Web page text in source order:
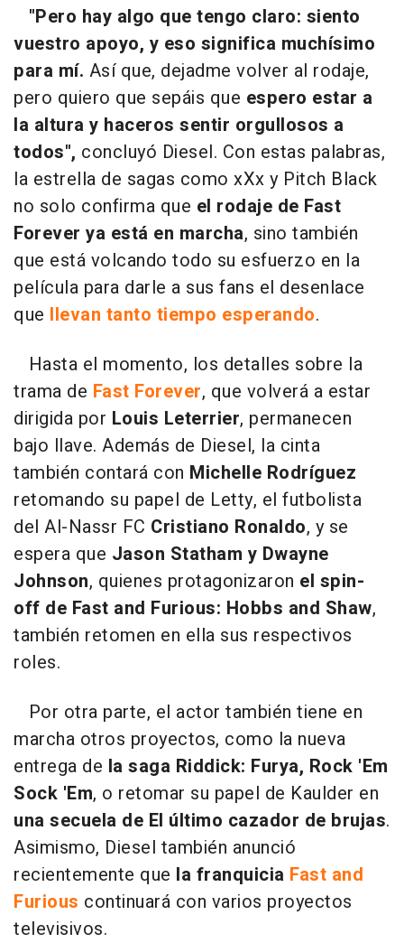
"Pero hay algo que tengo claro: siento
vuestro apoyo, y eso significa muchísimo
para mí. Así que, dejadme volver al rodaje,
pero quiero que sepáis que espero estar a
la altura y haceros sentir orgullosos a
todos", concluyó Diesel. Con estas palabras,
la estrella de sagas como xXx y Pitch Black
no solo confirma que el rodaje de Fast
Forever ya está en marcha, sino también
que está volcando todo su esfuerzo en la
película para darle a sus fans el desenlace
que llevan tanto tiempo esperando.
Hasta el momento, los detalles sobre la
trama de Fast Forever, que volverá a estar
dirigida por Louis Leterrier, permanecen
bajo llave. Además de Diesel, la cinta
también contará con Michelle Rodríguez
retomando su papel de Letty, el futbolista
del Al-Nassr FC Cristiano Ronaldo, y se
espera que Jason Statham y Dwayne
Johnson, quienes protagonizaron el spin-
off de Fast and Furious: Hobbs and Shaw,
también retomen en ella sus respectivos
roles.
Por otra parte, el actor también tiene en
marcha otros proyectos, como la nueva
entrega de la saga Riddick: Furya, Rock 'Em
Sock 'Em, o retomar su papel de Kaulder en
una secuela de El último cazador de brujas.
Asimismo, Diesel también anunció
recientemente que la franquicia Fast and
Furious continuará con varios proyectos
televisivos.